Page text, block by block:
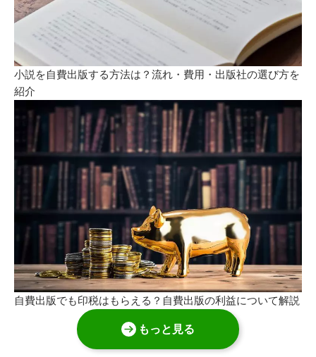
小説を自費出版する方法は？流れ・費用・出版社の選び方を
紹介
自費出版でも印税はもらえる？自費出版の利益について解説
もっと見る